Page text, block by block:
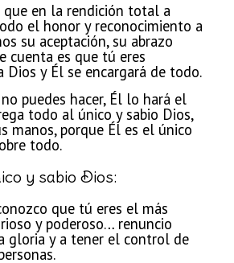
que en la rendición total a
el honor y reconocimiento a
su aceptación, su abrazo
cuenta es que tú eres
Dios y Él se encargará de todo.
puedes hacer, Él lo hará el
todo al único y sabio Dios,
manos, porque Él es el único
todo.
y sabio Dios:
que tú eres el más
y poderoso… renuncio
gloria y a tener el control de